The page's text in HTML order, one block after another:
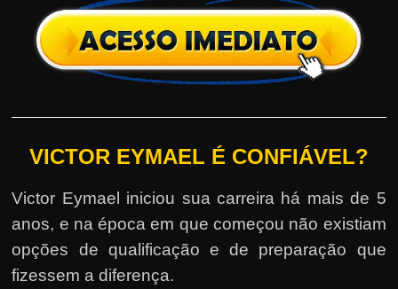
VICTOR EYMAEL É CONFIÁVEL?
Victor Eymael iniciou sua carreira há mais de 5
anos, e na época em que começou não existiam
opções de qualificação e de preparação que
fizessem a diferença.